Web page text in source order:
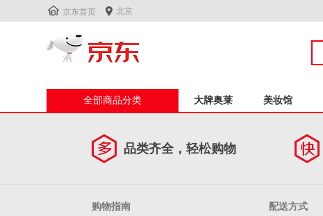
 京东首页  北京
全部商品分类 大牌奥莱 美妆馆
品类齐全，轻松购物
购物指南 配送方式